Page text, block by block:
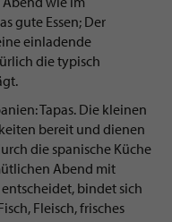
gute Essen; Der
einladende
die typisch
Tapas. Die kleinen
bereit und dienen
die spanische Küche
Abend mit
bindet sich
Fleisch, frisches